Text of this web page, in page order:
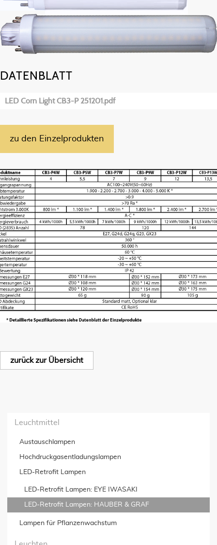
DATENBLATT
LED Corn Light CB3-P 251201.pdf
zu den Einzelprodukten
zurück zur Übersicht
Leuchtmittel
Austauschlampen
Hochdruckgas­entladungslampen
LED-Retrofit Lampen
LED-Retrofit Lampen: EYE IWASAKI
LED-Retrofit Lampen: HAUBER & GRAF
Lampen für Pflanzenwachstum